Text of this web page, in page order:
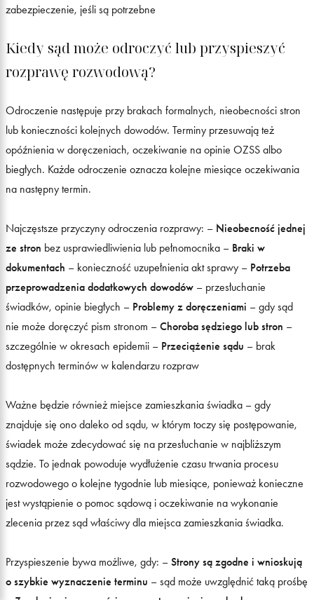
zabezpieczenie, jeśli są potrzebne
Kiedy sąd może odroczyć lub przyspieszyć
rozprawę rozwodową?
Odroczenie następuje przy brakach formalnych, nieobecności stron
lub konieczności kolejnych dowodów. Terminy przesuwają też
opóźnienia w doręczeniach, oczekiwanie na opinie OZSS albo
biegłych. Każde odroczenie oznacza kolejne miesiące oczekiwania
na następny termin.
Najczęstsze przyczyny odroczenia rozprawy: – Nieobecność jednej
ze stron bez usprawiedliwienia lub pełnomocnika – Braki w
dokumentach – konieczność uzupełnienia akt sprawy – Potrzeba
przeprowadzenia dodatkowych dowodów – przesłuchanie
świadków, opinie biegłych – Problemy z doręczeniami – gdy sąd
nie może doręczyć pism stronom – Choroba sędziego lub stron –
szczególnie w okresach epidemii – Przeciążenie sądu – brak
dostępnych terminów w kalendarzu rozpraw
Ważne będzie również miejsce zamieszkania świadka – gdy
znajduje się ono daleko od sądu, w którym toczy się postępowanie,
świadek może zdecydować się na przesłuchanie w najbliższym
sądzie. To jednak powoduje wydłużenie czasu trwania procesu
rozwodowego o kolejne tygodnie lub miesiące, ponieważ konieczne
jest wystąpienie o pomoc sądową i oczekiwanie na wykonanie
zlecenia przez sąd właściwy dla miejsca zamieszkania świadka.
Przyspieszenie bywa możliwe, gdy: – Strony są zgodne i wnioskują
o szybkie wyznaczenie terminu – sąd może uwzględnić taką prośbę